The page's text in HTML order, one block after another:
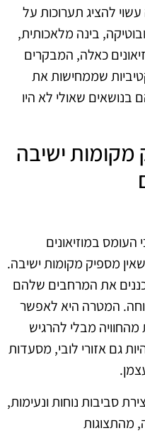
עשוי להציג תערוכות על
בינה מלאכותית,
כאלה, המבקרים
שממחישות את
בנושאים שאולי לא היו
מקומות ישיבה
במוזיאונים
מספיק מקומות ישיבה.
את המרחבים שלהם
המטרה היא לאפשר
מבלי להרגיש
גם אזורי לובי, מסעדות
סביבות נוחות ונעימות,
מהתצוגות